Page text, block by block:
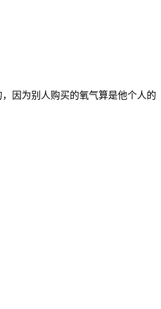
因为别人购买的氧气算是他个人的